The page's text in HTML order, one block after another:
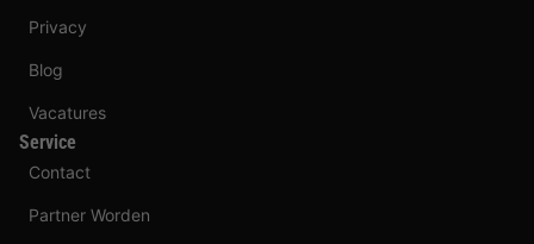
Privacy
Blog
Vacatures
Service
Contact
Partner Worden